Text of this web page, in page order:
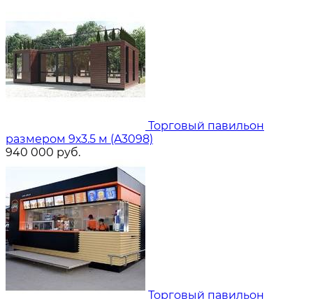
Торговый павильон
размером 9х3.5 м (A3098)
940 000 руб.
Торговый павильон